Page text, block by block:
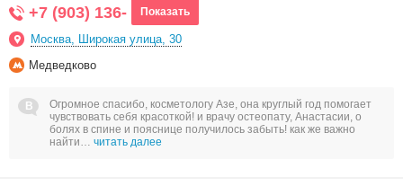
+7 (903) 136- Показать
Москва, Широкая улица, 30
Медведково
Огромное спасибо, косметологу Азе, она круглый год помогает
чувствовать себя красоткой! и врачу остеопату, Анастасии, о
болях в спине и пояснице получилось забыть! как же важно
найти… читать далее